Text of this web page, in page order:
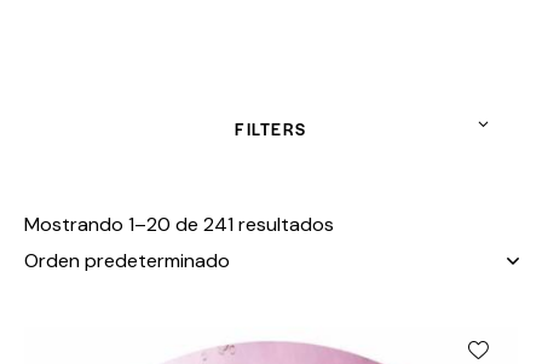
Mostrando 1–20 de 241 resultados
FILTERS